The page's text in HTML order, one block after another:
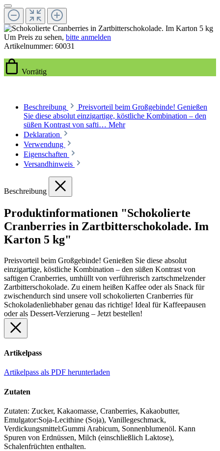
Um Preis zu sehen, bitte anmelden
Artikelnummer: 60031
Vorrätig
Beschreibung
Preisvorteil beim Großgebinde! Genießen
Sie diese absolut einzigartige, köstliche Kombination – den
süßen Kontrast von safti… Mehr
Deklaration
Verwendung
Eigenschaften
Versandhinweis
Beschreibung
Produktinformationen "Schokolierte
Cranberries in Zartbitterschokolade. Im
Karton 5 kg"
Preisvorteil beim Großgebinde! Genießen Sie diese absolut
einzigartige, köstliche Kombination – den süßen Kontrast von
saftigen Cranberries, umhüllt von verführerisch zartschmelzender
Zartbitterschokolade. Zu einem heißen Kaffee oder als Snack für
zwischendurch sind unsere voll schokolierten Cranberries für
Schokoladenliebhaber genau das richtige! Ideal für Kaffeepausen
oder als Dessert-Verzierung – Jetzt bestellen!
Artikelpass
Artikelpass als PDF herunterladen
Zutaten
Zutaten: Zucker, Kakaomasse, Cranberries, Kakaobutter,
Emulgator:Soja-Lecithine (Soja), Vanillegeschmack,
Verdickungsmittel:Gummi Arabicum, Sonnenblumenöl. Kann
Spuren von Erdnüssen, Milch (einschließlich Laktose),
Schalenfrüchten enthalten.